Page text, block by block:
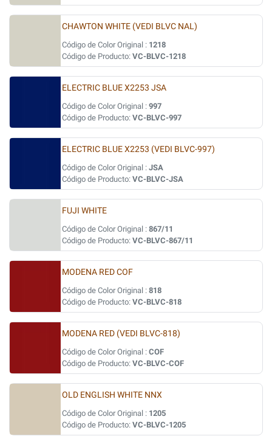
CHAWTON WHITE (VEDI BLVC NAL)
Código de Color Original : 1218
Código de Producto: VC-BLVC-1218
ELECTRIC BLUE X2253 JSA
Código de Color Original : 997
Código de Producto: VC-BLVC-997
ELECTRIC BLUE X2253 (VEDI BLVC-997)
Código de Color Original : JSA
Código de Producto: VC-BLVC-JSA
FUJI WHITE
Código de Color Original : 867/11
Código de Producto: VC-BLVC-867/11
MODENA RED COF
Código de Color Original : 818
Código de Producto: VC-BLVC-818
MODENA RED (VEDI BLVC-818)
Código de Color Original : COF
Código de Producto: VC-BLVC-COF
OLD ENGLISH WHITE NNX
Código de Color Original : 1205
Código de Producto: VC-BLVC-1205